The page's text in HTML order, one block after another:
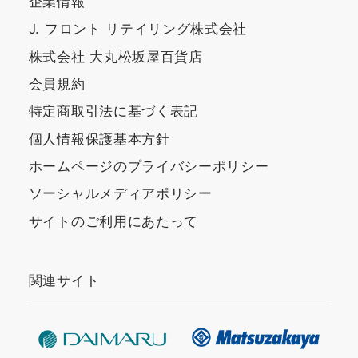
J. フロント リテイリング株式会社
株式会社 大丸松坂屋百貨店
会員規約
特定商取引法に基づく表記
個人情報保護基本方針
ホームページのプライバシーポリシー
ソーシャルメディアポリシー
サイトのご利用にあたって
関連サイト